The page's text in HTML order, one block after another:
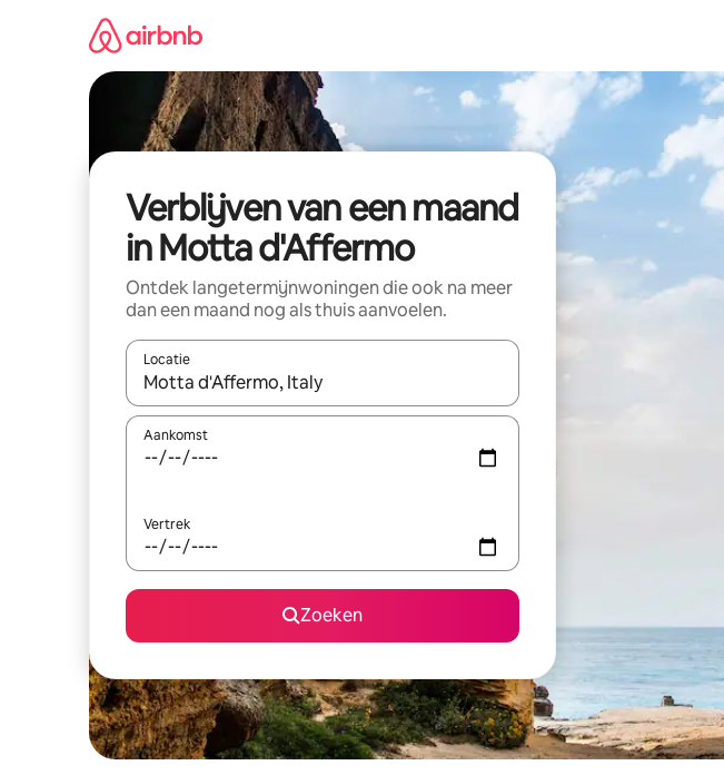
Verblijven van een maand
in Motta d'Affermo
Ontdek langetermijnwoningen die ook na meer
dan een maand nog als thuis aanvoelen.
Locatie
Wanneer er suggesties beschikbaar zijn, maak je een keuze met je de
Aankomst
Vertrek
Zoeken